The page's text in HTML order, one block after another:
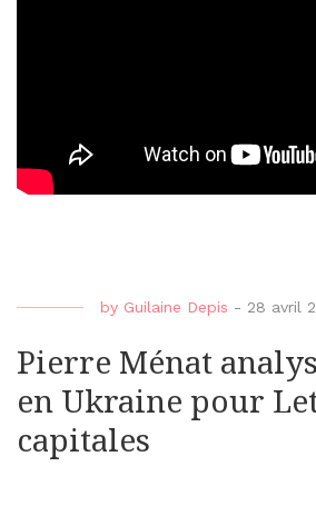
by Guilaine Depis - 28 avril
Pierre Ménat
en Ukraine pour
capitales